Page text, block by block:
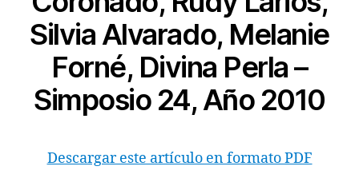
Silvia Alvarado, Melanie
Forné, Divina Perla –
Simposio 24, Año 2010
Descargar este artículo en formato PDF